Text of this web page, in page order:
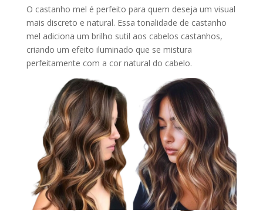
O castanho mel é perfeito para quem deseja um visual
mais discreto e natural. Essa tonalidade de castanho
mel adiciona um brilho sutil aos cabelos castanhos,
criando um efeito iluminado que se mistura
perfeitamente com a cor natural do cabelo.